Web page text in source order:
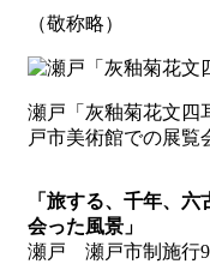
（敬称略）
瀬戸「灰釉菊花文
戸市美術館での展覧
「旅する、千年、
会った風景」
瀬戸 瀬戸市制施行